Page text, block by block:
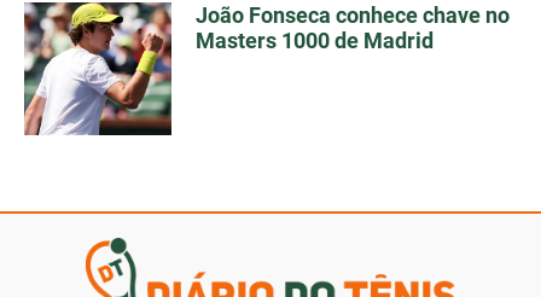
João Fonseca conhece chave no
Masters 1000 de Madrid